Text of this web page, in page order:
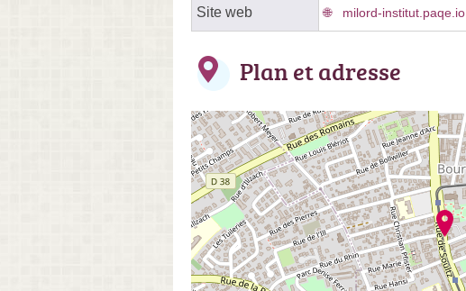
Site web milord-institut.paqe.io
Plan et adresse